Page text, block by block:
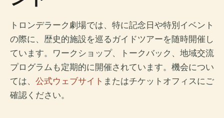
トロンデラーク劇場では、特に記念日や特別イベント
の際に、歴史的施設を巡るガイドツアーを随時開催し
ています。ワークショップ、トークバック、地域交流
プログラムも定期的に開催されています。機会につい
ては、 公式ウェブサイト またはチケットオフィスにご
確認ください。